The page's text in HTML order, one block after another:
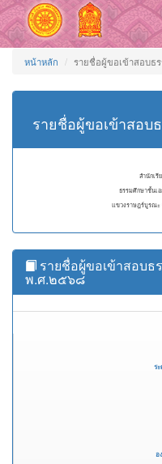
หน้าหลัก รายชื่อผู้ขอเข้าสอบธ
รายชื่อผู้ขอเข้าสอ
สำนักเ
ธรรมศึกษาชั้นเ
แขวงราษฎร์บูรณะ
รายชื่อผู้ขอเข้าสอบธ
พ.ศ.๒๕๖๘
ร
อ